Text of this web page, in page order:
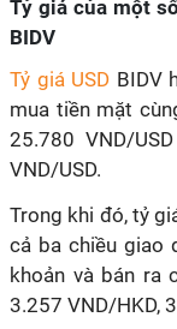
Tỷ giá của một
BIDV
Tỷ giá USD BIDV
mua tiền mặt
25.780 VND/
VND/USD.
Trong khi đó, tỷ
cả ba chiều giao
khoản và bán ra
3.257 VND/HKD,